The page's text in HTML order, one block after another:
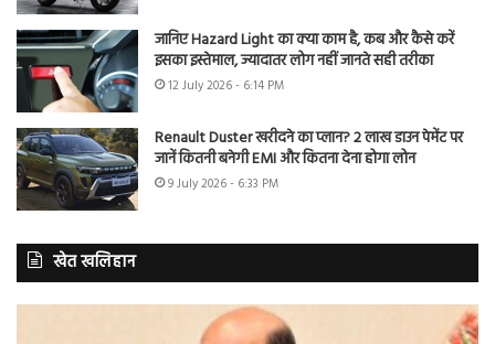
जानिए Hazard Light का क्या काम है, कब और कैसे करें
इसका इस्तेमाल, ज्यादातर लोग नहीं जानते सही तरीका
12 July 2026 - 6:14 PM
Renault Duster खरीदने का प्लान? 2 लाख डाउन पेमेंट पर
जानें कितनी बनेगी EMI और कितना देना होगा लोन
9 July 2026 - 6:33 PM
खेत खलिहान